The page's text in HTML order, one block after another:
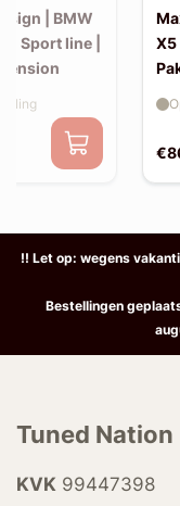
| BMW
Sport line |
X5
!! Let op: wegens
Bestellingen
Tuned Nation
KVK 99447398